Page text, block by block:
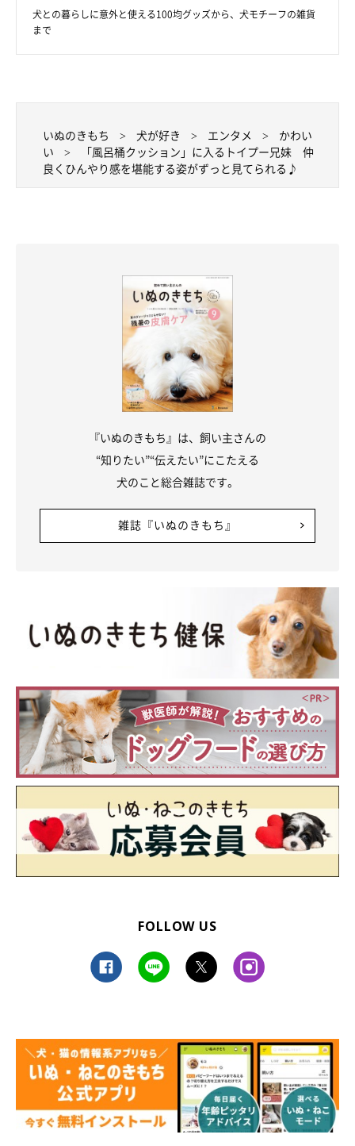
犬との暮らしに意外と使える100均グッズから、犬モチーフの雑貨
まで
いぬのきもち 犬が好き エンタメ
かわい
い
「風呂桶クッション」に入るトイプー兄妹 仲
良くひんやり感を堪能する姿がずっと見てられる♪
『いぬのきもち』は、飼い主さんの
“知りたい”“伝えたい”にこたえる
犬のこと総合雑誌です。
雑誌『いぬのきもち』
FOLLOW US